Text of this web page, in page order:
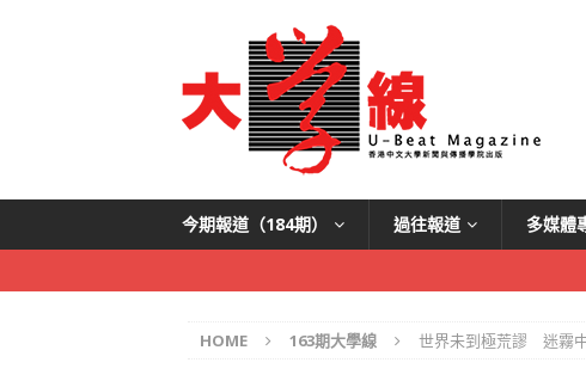
今期報道（184期） 過往報道 多媒體
HOME 163期大學線 世界未到極荒謬 迷霧